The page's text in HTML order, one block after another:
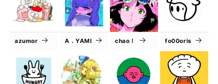
azumor A．YAMI chao！ fo00oris